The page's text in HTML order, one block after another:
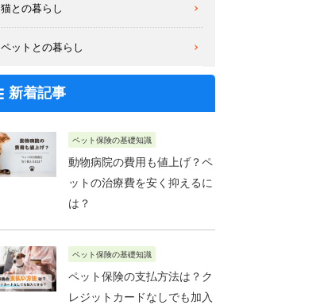
猫との暮らし
ペットとの暮らし
新着記事
ペット保険の基礎知識
動物病院の費用も値上げ？ペ
ットの治療費を安く抑えるに
は？
ペット保険の基礎知識
ペット保険の支払方法は？ク
レジットカードなしでも加入